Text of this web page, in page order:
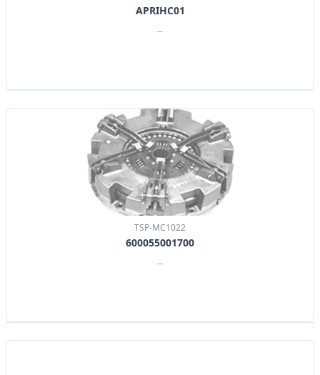
APRIHC01
--
TSP-MC1022
600055001700
--